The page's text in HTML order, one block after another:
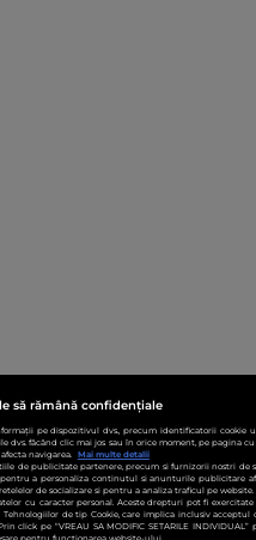
să rămână confidențiale
pe dispozitivul dvs., precum identificatorii
dvs. făcând clic mai jos sau în orice moment, pe pagina
navigarea.
Mai multe detalii
de publicitate partenere, precum si furnizorii nostri de
a personaliza continutul si anunturile publicitare
de socializare si pentru a analiza traficul pe
cu caracter personal. Aceste drepturi pot fi
Tehnologiilor de tip Cookie, care implica inclusiv acceptul
click pe “VREAU SA MODIFIC SETARILE
pentru functionarea website-ului.